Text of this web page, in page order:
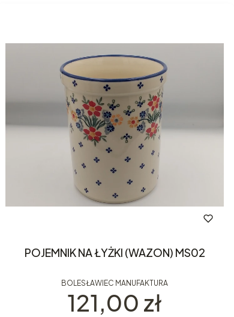
POJEMNIK NA ŁYŻKI (WAZON) MS02
BOLESŁAWIEC MANUFAKTURA
Cena
121,00 zł